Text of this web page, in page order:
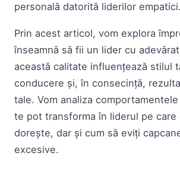
personală datorită liderilor empatici.
Prin acest articol, vom explora
înseamnă să fii un lider cu
această calitate influențează stilul
conducere și, în consecință,
tale. Vom analiza
te pot transforma în liderul pe care
dorește, dar și cum să eviți
excesive.